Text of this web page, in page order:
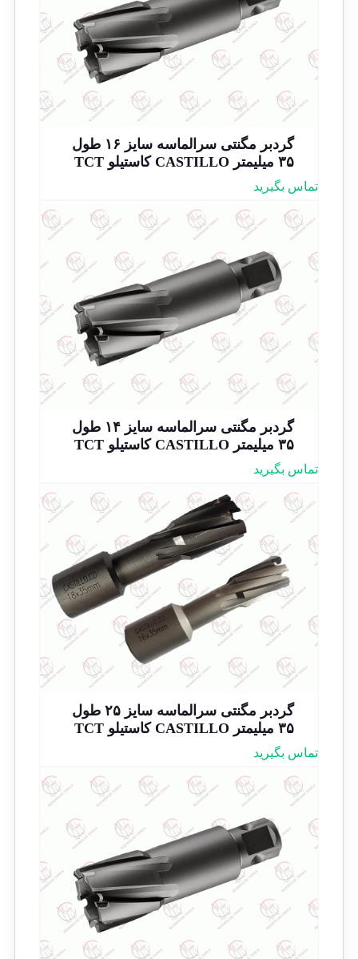
گردبر مگنتی سرالماسه سایز ۱۶ طول
۳۵ میلیمتر CASTILLO کاستیلو TCT
تماس بگیرید
گردبر مگنتی سرالماسه سایز ۱۴ طول
۳۵ میلیمتر CASTILLO کاستیلو TCT
تماس بگیرید
گردبر مگنتی سرالماسه سایز ۲۵ طول
۳۵ میلیمتر CASTILLO کاستیلو TCT
تماس بگیرید